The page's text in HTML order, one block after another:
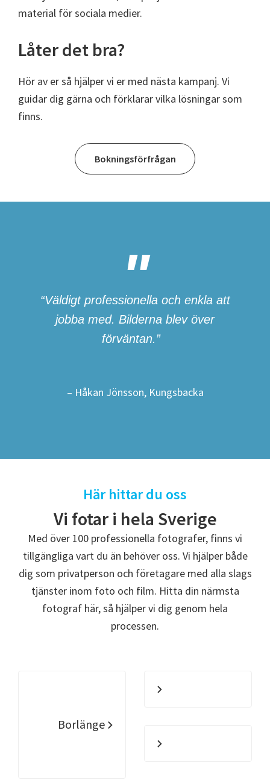
material för sociala medier.
Låter det bra?
Hör av er så hjälper vi er med nästa kampanj. Vi
guidar dig gärna och förklarar vilka lösningar som
finns.
Bokningsförfrågan
“Väldigt professionella och enkla att
jobba med. Bilderna blev över
förväntan.”
– Håkan Jönsson, Kungsbacka
Här hittar du oss
Vi fotar i hela Sverige
Med över 100 professionella fotografer, finns vi
tillgängliga vart du än behöver oss. Vi hjälper både
dig som privatperson och företagare med alla slags
tjänster inom foto och film. Hitta din närmsta
fotograf här, så hjälper vi dig genom hela
processen.
Borlänge